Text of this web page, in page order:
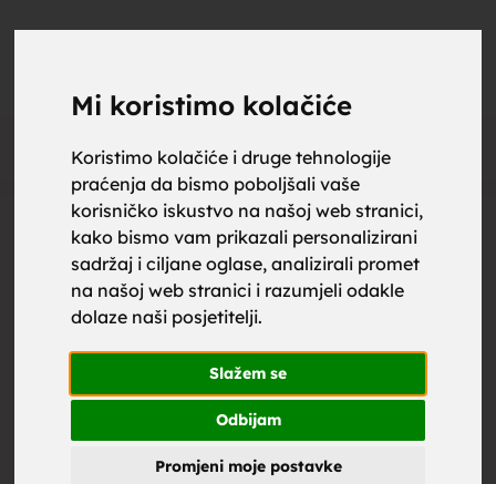
Mi koristimo kolačiće
Koristimo kolačiće i druge tehnologije
praćenja da bismo poboljšali vaše
korisničko iskustvo na našoj web stranici,
kako bismo vam prikazali personalizirani
sadržaj i ciljane oglase, analizirali promet
na našoj web stranici i razumjeli odakle
dolaze naši posjetitelji.
Slažem se
Odbijam
Promjeni moje postavke
Oglas
upoznaj
za brak,
zene za